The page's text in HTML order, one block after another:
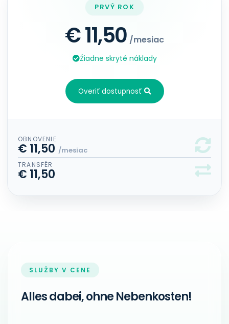
PRVÝ ROK
€ 11,50 /mesiac
Žiadne skryté náklady
Overiť dostupnosť
OBNOVENIE
€ 11,50 /mesiac
TRANSFÉR
€ 11,50
SLUŽBY V CENE
Alles dabei, ohne Nebenkosten!